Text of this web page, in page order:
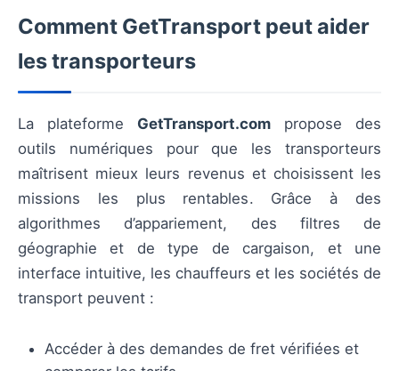
Comment GetTransport peut aider
les transporteurs
La plateforme GetTransport.com propose des
outils numériques pour que les transporteurs
maîtrisent mieux leurs revenus et choisissent les
missions les plus rentables. Grâce à des
algorithmes d’appariement, des filtres de
géographie et de type de cargaison, et une
interface intuitive, les chauffeurs et les sociétés de
transport peuvent :
Accéder à des demandes de fret vérifiées et